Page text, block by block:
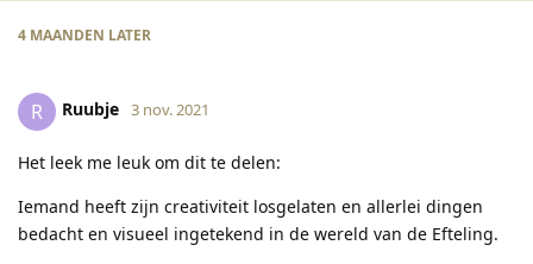
4 MAANDEN LATER
R Ruubje 3 nov. 2021
Het leek me leuk om dit te delen:
Iemand heeft zijn creativiteit losgelaten en allerlei dingen
bedacht en visueel ingetekend in de wereld van de Efteling.